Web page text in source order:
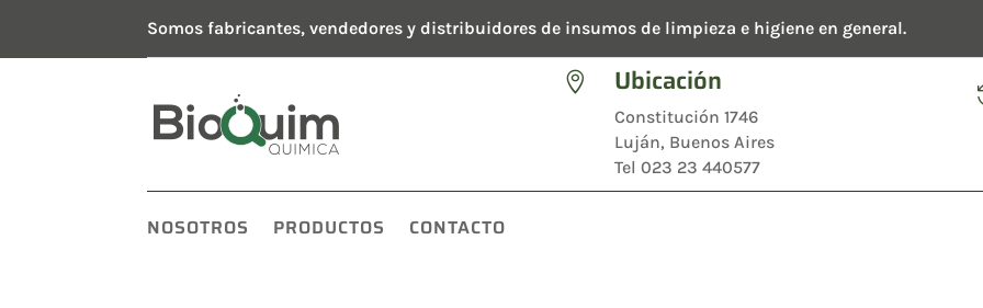
Somos fabricantes, vendedores y distribuidores de insumos de limpieza e higiene en general.
 Ubicación
Constitución 1746
Luján, Buenos Aires
Tel 023 23 440577
NOSOTROS PRODUCTOS CONTACTO